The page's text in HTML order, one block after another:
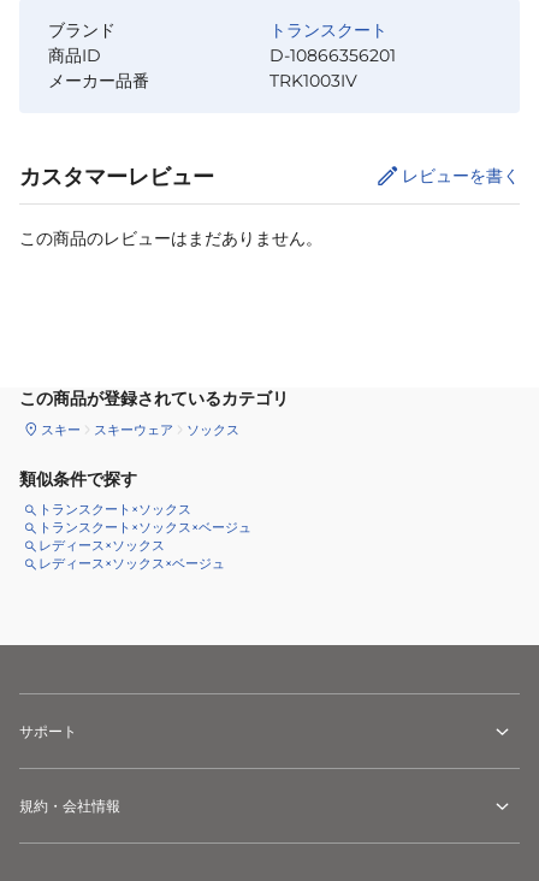
ブランド
トランスクート
商品ID
D-10866356201
メーカー品番
TRK1003IV
カスタマーレビュー レビューを書く
この商品のレビューはまだありません。
この商品が登録されているカテゴリ
スキー スキーウェア ソックス
類似条件で探す
トランスクート×ソックス
トランスクート×ソックス×ベージュ
レディース×ソックス
レディース×ソックス×ベージュ
サポート
規約・会社情報